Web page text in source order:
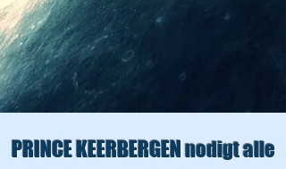
PRINCE KEERBERGENnodigt alle